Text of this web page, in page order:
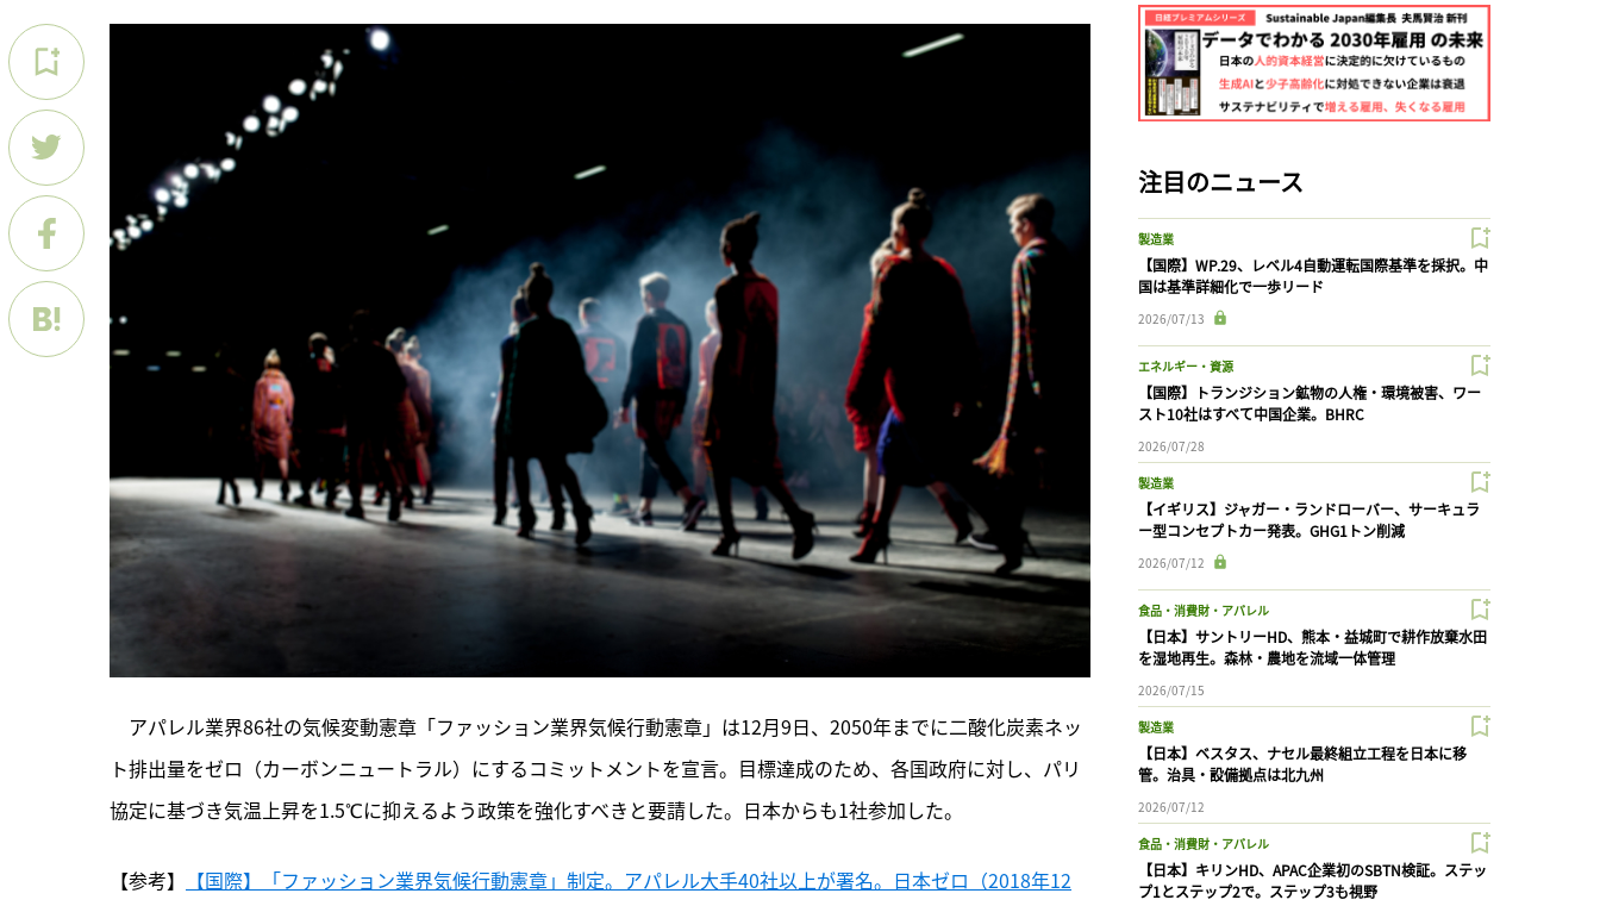
アパレル業界86社の気候変動憲章「ファッション業界気候行動憲章」は12月9日、2050年までに二酸化炭素ネッ
ト排出量をゼロ（カーボンニュートラル）にするコミットメントを宣言。目標達成のため、各国政府に対し、パリ
協定に基づき気温上昇を1.5℃に抑えるよう政策を強化すべきと要請した。日本からも1社参加した。
【参考】
【国際】「ファッション業界気候行動憲章」制定。アパレル大手40社以上が署名。日本ゼロ（2018年12
注目のニュース
製造業
【国際】WP.29、レベル4自動運転国際基準を採択。中
国は基準詳細化で一歩リード
2026/07/13
エネルギー・資源
【国際】トランジション鉱物の人権・環境被害、ワー
スト10社はすべて中国企業。BHRC
2026/07/28
製造業
【イギリス】ジャガー・ランドローバー、サーキュラ
ー型コンセプトカー発表。GHG1トン削減
2026/07/12
食品・消費財・アパレル
【日本】サントリーHD、熊本・益城町で耕作放棄水田
を湿地再生。森林・農地を流域一体管理
2026/07/15
製造業
【日本】ベスタス、ナセル最終組立工程を日本に移
管。治具・設備拠点は北九州
2026/07/12
食品・消費財・アパレル
【日本】キリンHD、APAC企業初のSBTN検証。ステッ
プ1とステップ2で。ステップ3も視野